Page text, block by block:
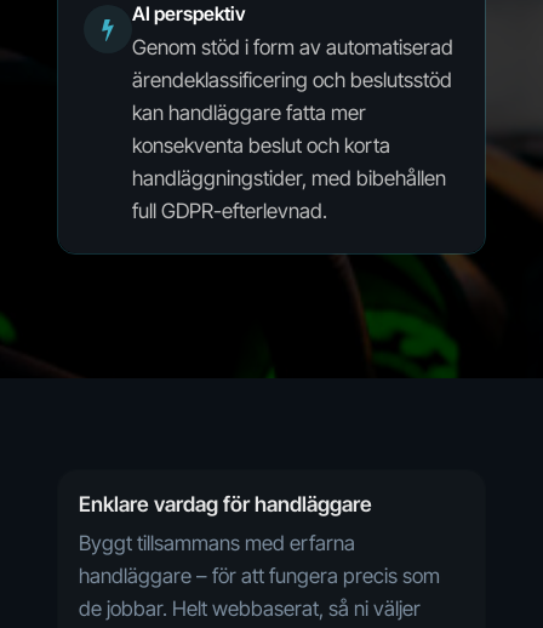
AI perspektiv
Genom stöd i form av automatiserad
ärendeklassificering och beslutsstöd
kan handläggare fatta mer
konsekventa beslut och korta
handläggningstider, med bibehållen
full GDPR-efterlevnad.
Enklare vardag för handläggare
Byggt tillsammans med erfarna
handläggare – för att fungera precis som
de jobbar. Helt webbaserat, så ni väljer